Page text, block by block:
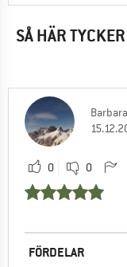
SÅ HÄR
Barbara
0 0
FÖRDELAR